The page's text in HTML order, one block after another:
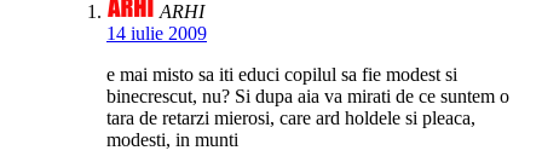
ARHI
14 iulie 2009
e mai misto sa iti educi copilul sa fie modest si
binecrescut, nu? Si dupa aia va mirati de ce suntem o
tara de retarzi mierosi, care ard holdele si pleaca,
modesti, in munti